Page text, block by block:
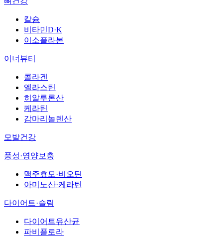
칼슘
비타민D·K
이소플라본
이너뷰티
콜라겐
엘라스틴
히알루론산
케라틴
감마리놀렌산
모발건강
풍성·영양보충
맥주효모·비오틴
아미노산·케라틴
다이어트·슬림
다이어트유산균
파비플로라